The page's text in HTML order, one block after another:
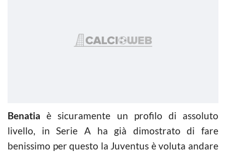
Benatia è sicuramente un profilo di assoluto
livello, in Serie A ha già dimostrato di fare
benissimo per questo la Juventus è voluta andare